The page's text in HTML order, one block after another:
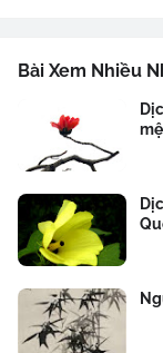
Bài Xem Nhiều